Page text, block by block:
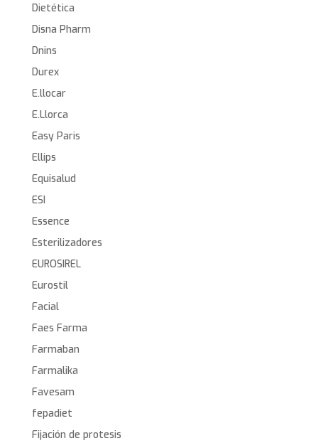
Dietética
Disna Pharm
Dnins
Durex
E.llocar
E.Llorca
Easy Paris
Ellips
Equisalud
ESI
Essence
Esterilizadores
EUROSIREL
Eurostil
Facial
Faes Farma
Farmaban
Farmalika
Favesam
fepadiet
Fijación de protesis